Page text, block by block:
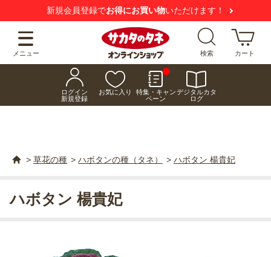
新規会員登録でお得にお買い物いただけます！
メニュー 検索 カート
ログイン
新規登録
お気に入り
特集・キャン
ペーン
デジタルカタ
ログ
> 草花の種 > ハボタンの種（タネ） > ハボタン 楊貴妃
ハボタン 楊貴妃